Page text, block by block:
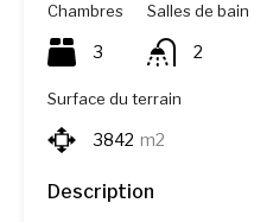
Chambres
3
Salles de bain
2
Surface du terrain
3842 m2
Description